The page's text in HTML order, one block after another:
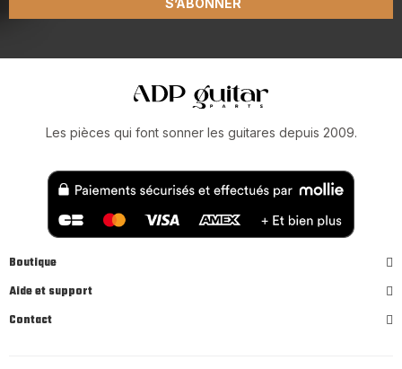
S’ABONNER
Les pièces qui font sonner les guitares depuis 2009.
Boutique
Aide et support
Contact